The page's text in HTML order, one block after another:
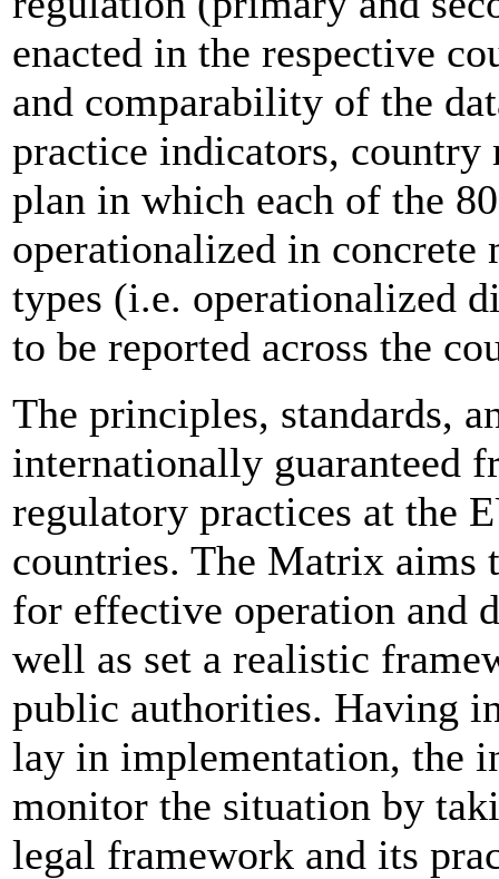
enacted in the respective
and comparability of the
practice indicators, country
plan in which each of the
operationalized in concrete
types (i.e. operationalized
to be reported across the
The principles, standards,
internationally guaranteed
regulatory practices at the
countries. The Matrix aims
for effective operation and
well as set a realistic
public authorities. Having
lay in implementation, the
monitor the situation by
legal framework and its